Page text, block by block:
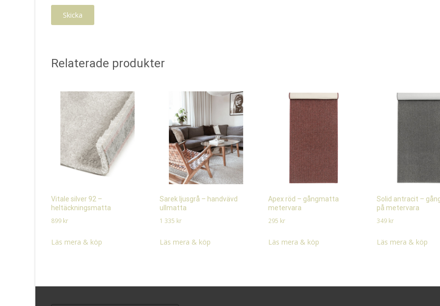
Relaterade produkter
Vitale silver 92 –
heltäckningsmatta
899 kr
Läs mera & köp
Sarek ljusgrå – handvävd
ullmatta
1 335 kr
Läs mera & köp
Apex röd – gångmatta
metervara
295 kr
Läs mera & köp
Solid antracit –
på metervara
349 kr
Läs mera & köp